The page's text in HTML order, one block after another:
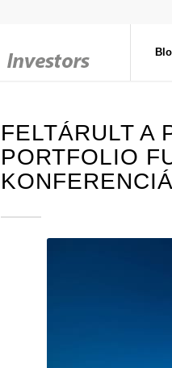
FELTÁRULT A
PORTFOLIO